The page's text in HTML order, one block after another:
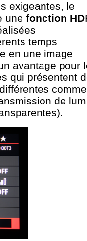
exigeantes, le
une fonction HD
temps
en une image
avantage pour
qui présentent
de